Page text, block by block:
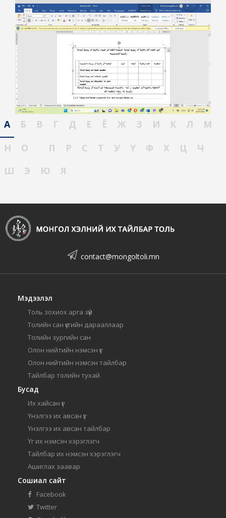
А Б В Г Д Е Ё Ж З И К Л
М
Н
О П Р С Т У Ү Ф Х Ц
Ч
Ш
Э Ю Я
contact@mongoltoli.mn
Мэдээлэл
Толь зохиох арга зүй
Толийн сан үсгийн дарааллаар
Толийн зургийн сан
Олон нийтийн нэмсэн үг
Олон нийтийн нэмсэн тайлбар
Тайлбар толийн тухай
Бусад
Их хайсан үг
Үнэлгээ их авсан үг
Үнэлгээ их авсан тайлбар
Үг их нэмсэн хэрэглэгч
Тайлбар их нэмсэн хэрэглэгч
Ашиглах заавар
Сошиал сайт
Facebook
Twitter